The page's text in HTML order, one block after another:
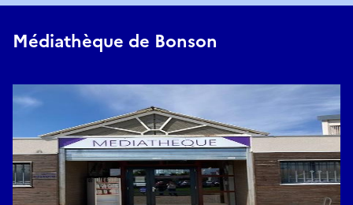
Médiathèque de Bonson